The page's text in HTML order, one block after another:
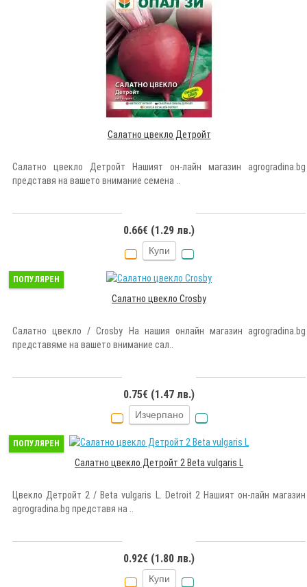
Салатно цвекло Детройт
Салатно цвекло Детройт Нашият он-лайн магазин agrogradina.bg
представя на вашето внимание семена ..
0.66€ (1.29 лв.)
Купи
ПОПУЛЯРЕН
Салатно цвекло Crosby
Салатно цвекло / Crosby На нашия онлайн магазин agrogradina.bg
представяме на вашето внимание сал..
0.75€ (1.47 лв.)
Изчерпано
ПОПУЛЯРЕН
Салатно цвекло Детройт 2 Beta vulgaris L
Цвекло Детройт 2 / Beta vulgaris L. Detroit 2 Нашият он-лайн магазин
agrogradina.bg представя на ..
0.92€ (1.80 лв.)
Купи